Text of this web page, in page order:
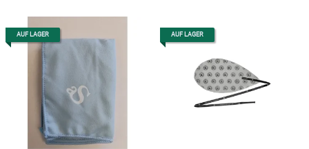
AUF LAGER AUF LAGER